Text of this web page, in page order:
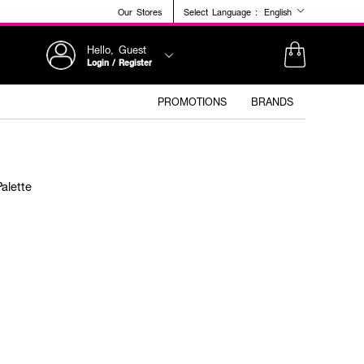
Our Stores Select Language : English
Hello, Guest
Login / Register
PROMOTIONS BRANDS